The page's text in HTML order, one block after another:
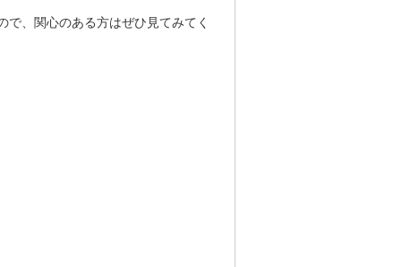
、関心のある方はぜひ見てみてく